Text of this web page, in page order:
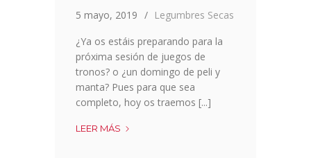
5 mayo, 2019
Legumbres Secas
¿Ya os estáis preparando para la
próxima sesión de juegos de
tronos? o ¿un domingo de peli y
manta? Pues para que sea
completo, hoy os traemos [...]
LEER MÁS